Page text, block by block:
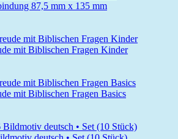
87,5 mm x 135 mm
mit Biblischen Fragen Kinder
mit Biblischen Fragen Basics